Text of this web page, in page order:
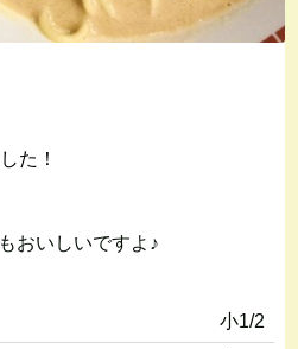
た！
おいしいですよ♪
小1/2